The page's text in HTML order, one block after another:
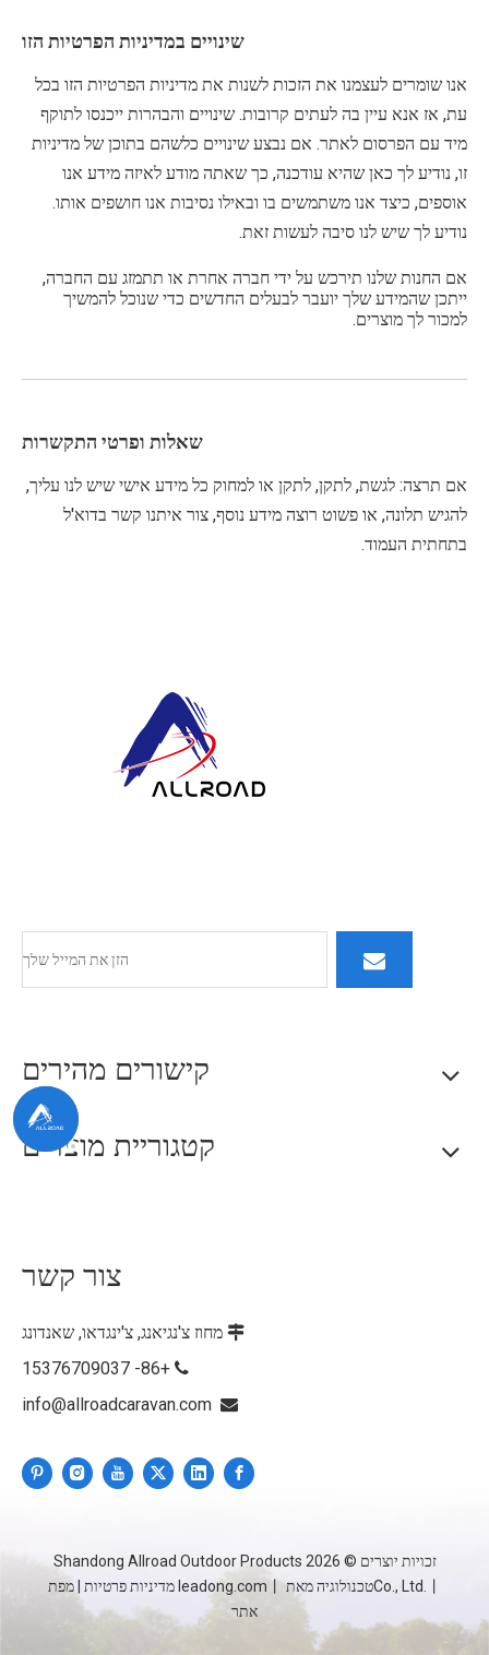
שינויים במדיניות הפרטיות הזו
אנו שומרים לעצמנו את הזכות לשנות את מדיניות הפרטיות הזו בכל
עת, אז אנא עיין בה לעתים קרובות. שינויים והבהרות ייכנסו לתוקף
מיד עם הפרסום לאתר. אם נבצע שינויים כלשהם בתוכן של מדיניות
זו, נודיע לך כאן שהיא עודכנה, כך שאתה מודע לאיזה מידע אנו
אוספים, כיצד אנו משתמשים בו ובאילו נסיבות אנו חושפים אותו.
נודיע לך שיש לנו סיבה לעשות זאת.
אם החנות שלנו תירכש על ידי חברה אחרת או תתמזג עם החברה,
ייתכן שהמידע שלך יועבר לבעלים החדשים כדי שנוכל להמשיך
למכור לך מוצרים.
שאלות ופרטי התקשרות
אם תרצה: לגשת, לתקן, לתקן או למחוק כל מידע אישי שיש לנו עליך,
להגיש תלונה, או פשוט רוצה מידע נוסף, צור איתנו קשר בדוא'ל
בתחתית העמוד.
קישורים מהירים
קטגוריית מוצרים
צור קשר
 מחוז צ'נגיאנג, צ'ינגדאו, שאנדונג

+86- 15376709037

info@allroadcaravan.com
זכויות יוצרים © 2026
Shandong Allroad Outdoor Products
Co., Ltd.丨טכנולוגיה מאת
leadong.com מדיניות פרטיות |מפת
אתר